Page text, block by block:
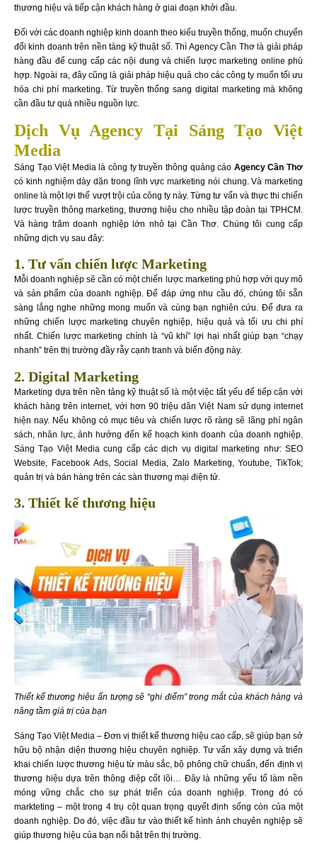
thương hiệu và tiếp cận khách hàng ở giai đoạn khởi đầu.
Đối với các doanh nghiệp kinh doanh theo kiểu truyền thống, muốn chuyển
đổi kinh doanh trên nền tảng kỹ thuật số. Thì Agency Cần Thơ là giải pháp
hàng đầu để cung cấp các nội dung và chiến lược marketing online phù
hợp. Ngoài ra, đây cũng là giải pháp hiệu quả cho các công ty muốn tối ưu
hóa chi phí marketing. Từ truyền thống sang digital marketing mà không
cần đầu tư quá nhiều nguồn lực.
Dịch Vụ Agency Tại Sáng Tạo Việt
Media
Sáng Tạo Việt Media là công ty truyền thông quảng cáo Agency Cần Thơ
có kinh nghiệm dày dặn trong lĩnh vực marketing nói chung. Và marketing
online là một lợi thế vượt trội của công ty này. Từng tư vấn và thực thi chiến
lược truyền thông marketing, thương hiệu cho nhiều tập đoàn tại TPHCM.
Và hàng trăm doanh nghiệp lớn nhỏ tại Cần Thơ. Chúng tôi cung cấp
những dịch vụ sau đây:
1. Tư vấn chiến lược Marketing
Mỗi doanh nghiệp sẽ cần có một chiến lược marketing phù hợp với quy mô
và sản phẩm của doanh nghiệp. Để đáp ứng nhu cầu đó, chúng tôi sẵn
sàng lắng nghe những mong muốn và cùng bạn nghiên cứu. Để đưa ra
những chiến lược marketing chuyên nghiệp, hiệu quả và tối ưu chi phí
nhất. Chiến lược marketing chính là “vũ khí” lợi hại nhất giúp bạn “chạy
nhanh” trên thị trường đầy rẫy cạnh tranh và biến động này.
2. Digital Marketing
Marketing dựa trên nền tảng kỹ thuật số là một việc tất yếu để tiếp cận với
khách hàng trên internet, với hơn 90 triệu dân Việt Nam sử dụng internet
hiện nay. Nếu không có mục tiêu và chiến lược rõ ràng sẽ lãng phí ngân
sách, nhân lực, ảnh hưởng đến kế hoạch kinh doanh của doanh nghiệp.
Sáng Tạo Việt Media cung cấp các dịch vụ digital marketing như: SEO
Website, Facebook Ads, Social Media, Zalo Marketing, Youtube, TikTok;
quản trị và bán hàng trên các sàn thương mại điện tử.
3. Thiết kế thương hiệu
Thiết kế thương hiệu ấn tượng sẽ “ghi điểm” trong mắt của khách hàng và
nâng tầm giá trị của bạn
Sáng Tạo Việt Media – Đơn vị thiết kế thương hiệu cao cấp, sẽ giúp bạn sở
hữu bộ nhận diện thương hiệu chuyên nghiệp. Tư vấn xây dựng và triển
khai chiến lược thương hiệu từ màu sắc, bộ phông chữ chuẩn, đến định vị
thương hiệu dựa trên thông điệp cốt lõi… Đây là những yếu tố làm nền
móng vững chắc cho sự phát triển của doanh nghiệp. Trong đó có
markteting – một trong 4 trụ cột quan trọng quyết định sống còn của một
doanh nghiệp. Do đó, việc đầu tư vào thiết kế hình ảnh chuyên nghiệp sẽ
giúp thương hiệu của bạn nổi bật trên thị trường.